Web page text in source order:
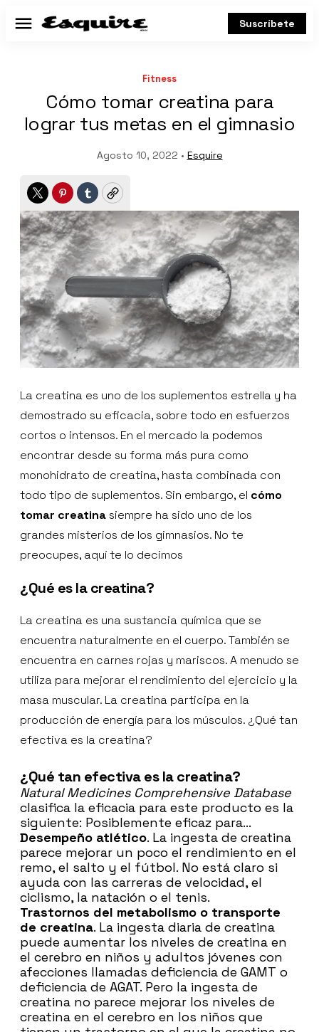
Menú Suscríbete
Fitness
Cómo tomar creatina para
lograr tus metas en el gimnasio
Agosto 10, 2022 • Esquire
TwitterPinterest
TumblrCopy
La creatina es uno de los suplementos estrella y ha
demostrado su eficacia, sobre todo en esfuerzos
cortos o intensos. En el mercado la podemos
encontrar desde su forma más pura como
monohidrato de creatina, hasta combinada con
todo tipo de suplementos. Sin embargo, el cómo
tomar creatinasiempre ha sido uno de los
grandes misterios de los gimnasios. No te
preocupes, aquí te lo decimos
¿Qué es la creatina?
La creatina es una sustancia química que se
encuentra naturalmente en el cuerpo. También se
encuentra en carnes rojas y mariscos. A menudo se
utiliza para mejorar el rendimiento del ejercicio y la
masa muscular. La creatina participa en la
producción de energía para los músculos. ¿Qué tan
efectiva es la creatina?
¿Qué tan efectiva es la creatina?
Natural Medicines Comprehensive Database
clasifica la eficacia para este producto es la
siguiente: Posiblemente eficaz para...
Desempeño atlético. La ingesta de creatina
parece mejorar un poco el rendimiento en el
remo, el salto y el fútbol. No está claro si
ayuda con las carreras de velocidad, el
ciclismo, la natación o el tenis.
Trastornos del metabolismo o transporte
de creatina. La ingesta diaria de creatina
puede aumentar los niveles de creatina en
el cerebro en niños y adultos jóvenes con
afecciones llamadas deficiencia de GAMT o
deficiencia de AGAT. Pero la ingesta de
creatina no parece mejorar los niveles de
creatina en el cerebro en los niños que